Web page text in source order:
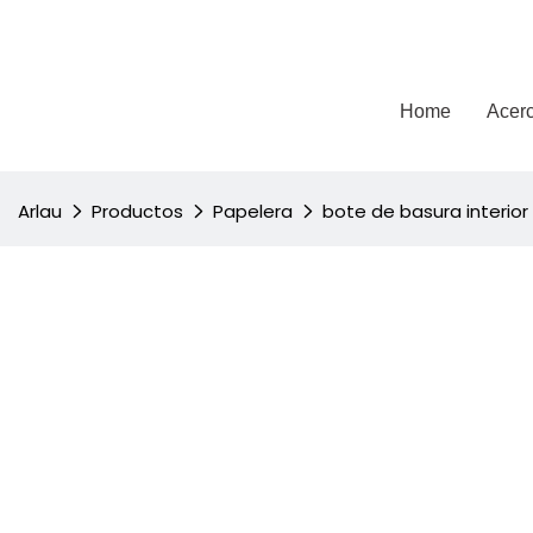
Home
Arlau Productos Papelera bote de basura interior